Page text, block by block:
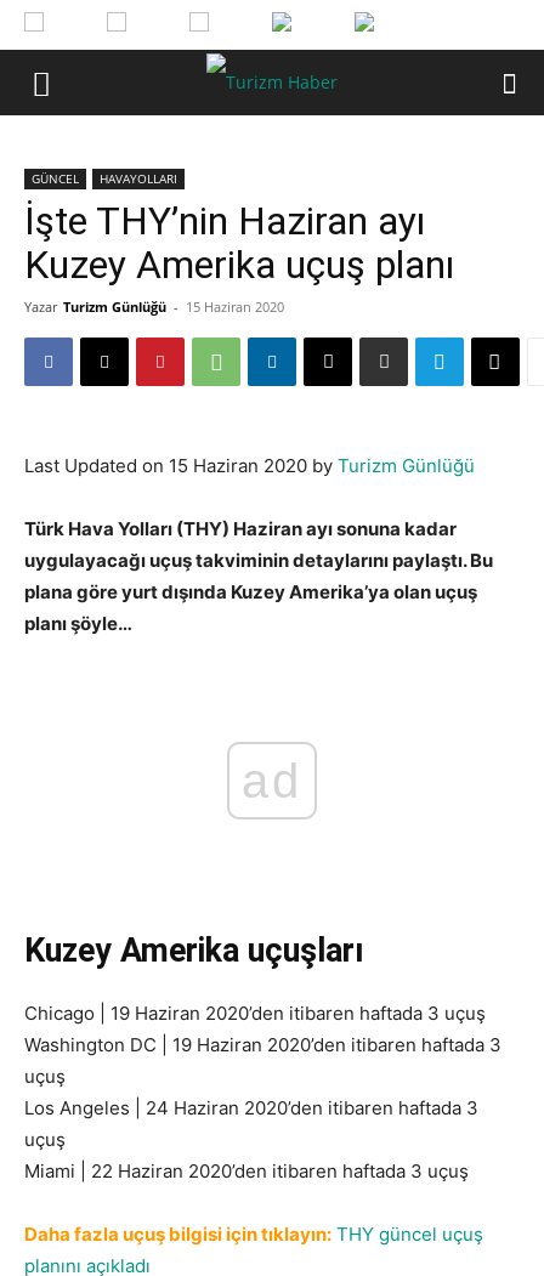
GÜNCEL HAVAYOLLARI
İşte THY’nin Haziran ayı
Kuzey Amerika uçuş planı
Yazar Turizm Günlüğü - 15 Haziran 2020
Last Updated on 15 Haziran 2020 by Turizm Günlüğü
Türk Hava Yolları (THY) Haziran ayı sonuna kadar
uygulayacağı uçuş takviminin detaylarını paylaştı. Bu
plana göre yurt dışında Kuzey Amerika’ya olan uçuş
planı şöyle…
ad
Kuzey Amerika uçuşları
Chicago | 19 Haziran 2020’den itibaren haftada 3 uçuş
Washington DC | 19 Haziran 2020’den itibaren haftada 3
uçuş
Los Angeles | 24 Haziran 2020’den itibaren haftada 3
uçuş
Miami | 22 Haziran 2020’den itibaren haftada 3 uçuş
Daha fazla uçuş bilgisi için tıklayın: THY güncel uçuş
planını açıkladı